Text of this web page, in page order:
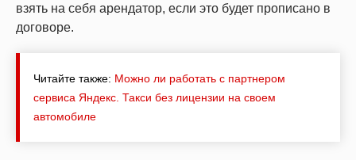
взять на себя арендатор, если это будет прописано в
договоре.
Читайте также: Можно ли работать с партнером
сервиса Яндекс. Такси без лицензии на своем
автомобиле